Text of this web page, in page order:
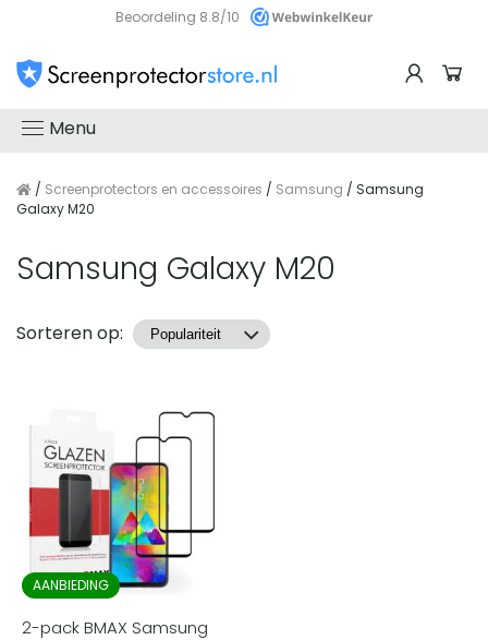
Beoordeling 8.8/10
Menu
/ Screenprotectors en accessoires / Samsung / Samsung
Galaxy M20
Samsung Galaxy M20
Producten
Sorteren op:
AANBIEDING
2-pack BMAX Samsung